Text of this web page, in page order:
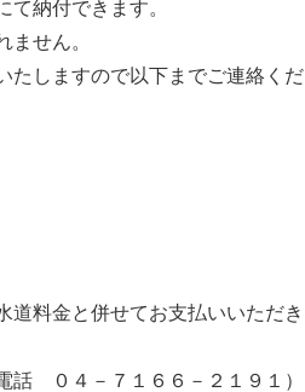
納付できます。
せん。
たしますので以下までご連絡くだ
料金と併せてお支払いいただき
話 ０４－７１６６－２１９１）